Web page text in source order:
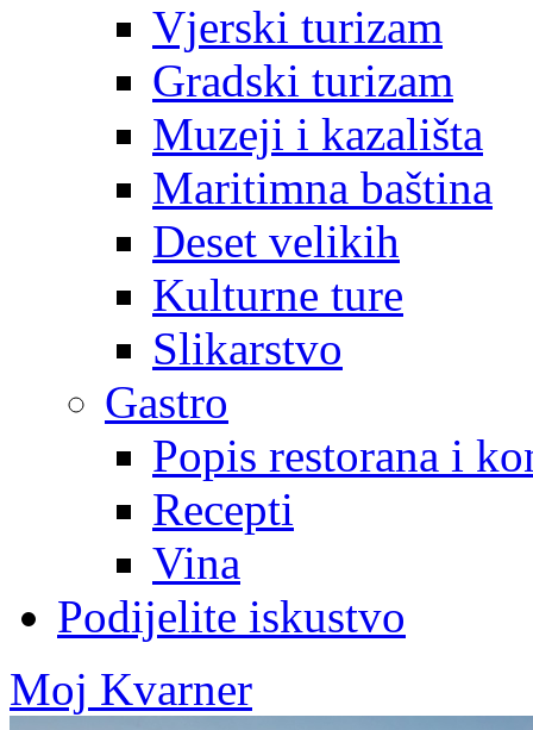
Vjerski turizam
Gradski turizam
Muzeji i kazališta
Maritimna baština
Deset velikih
Kulturne ture
Slikarstvo
Gastro
Popis restorana i
Recepti
Vina
Podijelite iskustvo
Moj Kvarner